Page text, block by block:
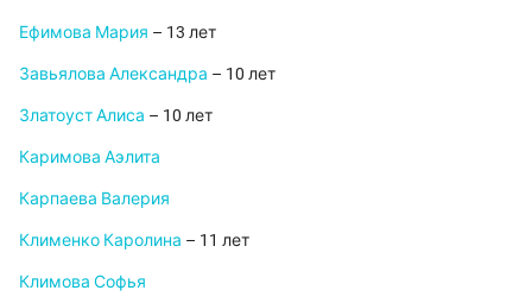
Ефимова Мария – 13 лет
Завьялова Александра – 10 лет
Златоуст Алиса – 10 лет
Каримова Аэлита
Карпаева Валерия
Клименко Каролина – 11 лет
Климова Софья